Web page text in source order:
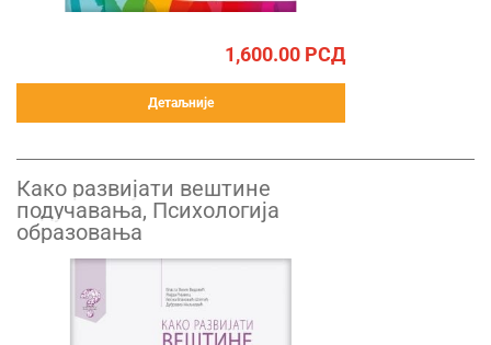
1,600.00 РСД
Детаљније
Како развијати вештине
подучавања, Психологија
образовања